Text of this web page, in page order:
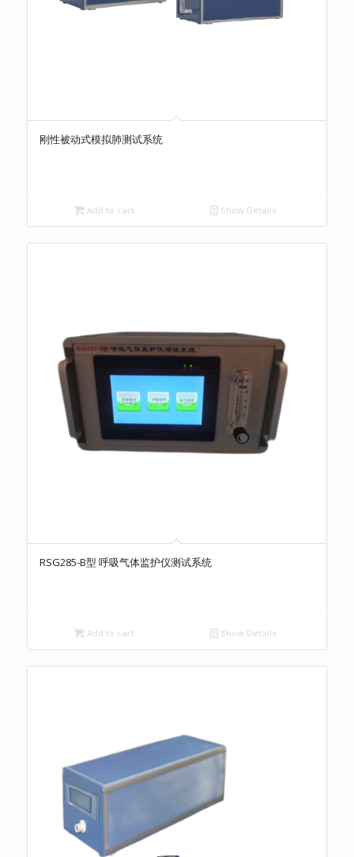
刚性被动式模拟肺测试系统
Add to cart Show Details
RSG285-B型 呼吸气体监护仪测试系统
Add to cart Show Details